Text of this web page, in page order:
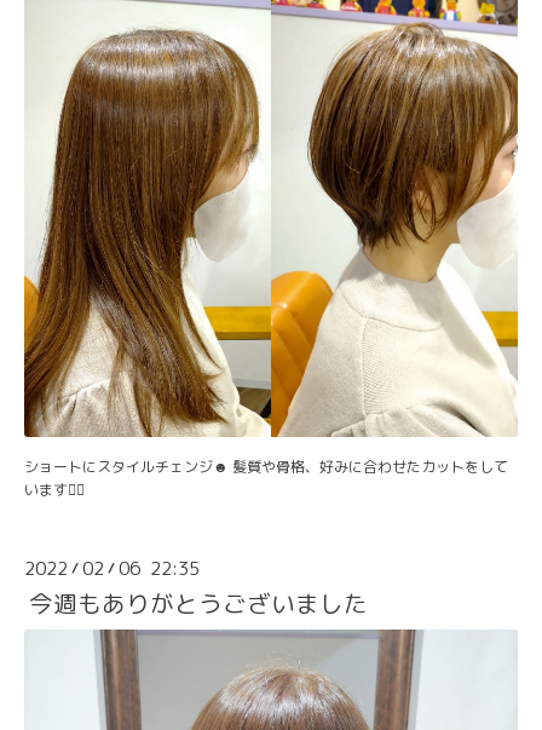
ショートにスタイルチェンジ☻ 髪質や骨格、好みに合わせたカットをして
います💇‍♀️
2022 /02 /06 22:35
今週もありがとうございました